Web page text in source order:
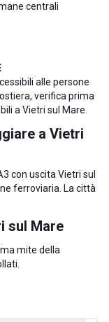
centrali
alle persone
verifica prima
a Vietri sul Mare
a Vietri
con uscita Vietri sul
ferroviaria. La città
sul Mare
mite della